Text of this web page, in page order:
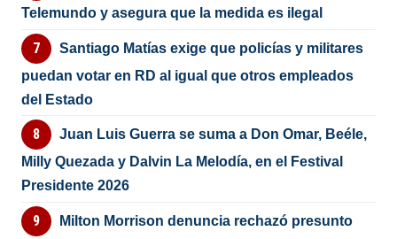
Telemundo y asegura que la medida es ilegal
Santiago Matías exige que policías y militares
puedan votar en RD al igual que otros empleados
del Estado
Juan Luis Guerra se suma a Don Omar, Beéle,
Milly Quezada y Dalvin La Melodía, en el Festival
Presidente 2026
Milton Morrison denuncia rechazó presunto